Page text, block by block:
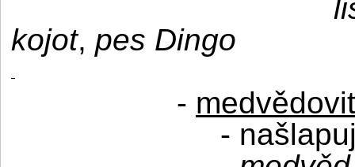
kojot, pes Dingo
-
-